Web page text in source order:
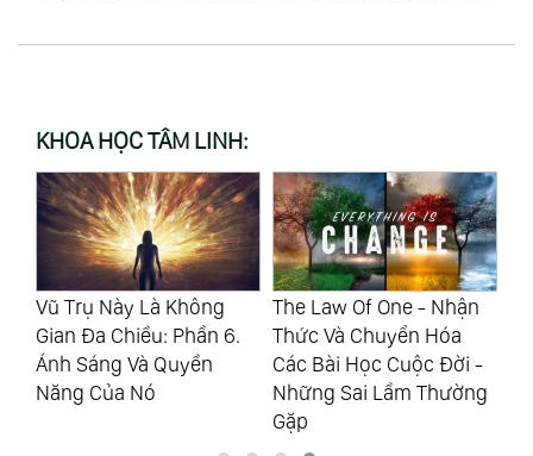
KHOA HỌC TÂM LINH:
Vũ Trụ Này Là Không
Gian Đa Chiều: Phần 6.
Ánh Sáng Và Quyền
Năng Của Nó
The Law Of One - Nhận
Thức Và Chuyển Hóa
Các Bài Học Cuộc Đời -
Những Sai Lầm Thường
Gặp